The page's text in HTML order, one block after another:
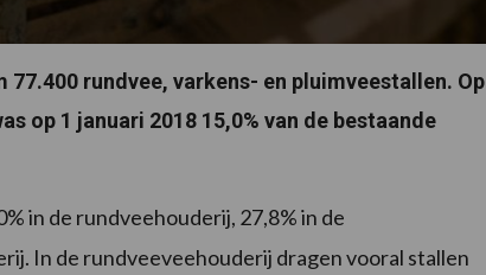
rundvee, varkens- en pluimveestallen. Op
op 1 januari 2018 15,0% van de bestaande
in de rundveehouderij, 27,8% in de
In de rundveeveehouderij dragen vooral stallen